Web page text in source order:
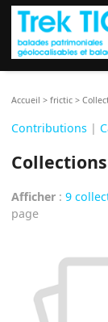
Accueil >frictic >
Contributions |
Afficher :9
page